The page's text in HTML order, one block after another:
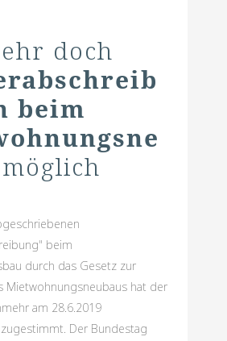
doch
beim
möglich
beim
durch das Gesetz zur
Mietwohnungsneubaus hat der
am 28.6.2019
Der Bundestag